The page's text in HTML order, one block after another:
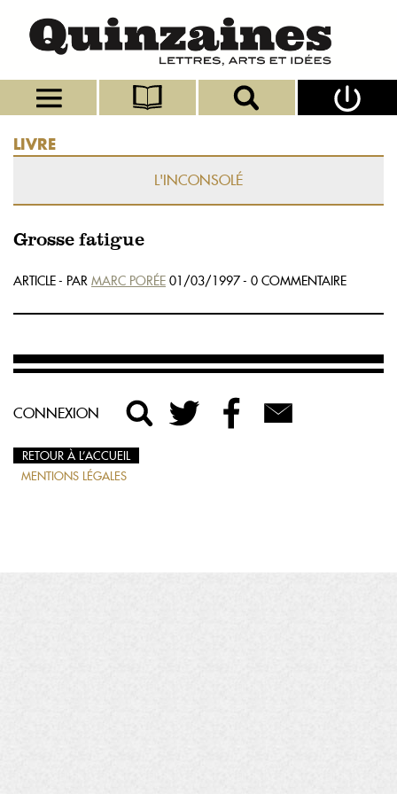
LIVRE
L'INCONSOLÉ
Grosse fatigue
ARTICLE - PAR MARC PORÉE 01/03/1997 - 0 COMMENTAIRE
CONNEXION
RETOUR À L’ACCUEIL
MENTIONS LÉGALES